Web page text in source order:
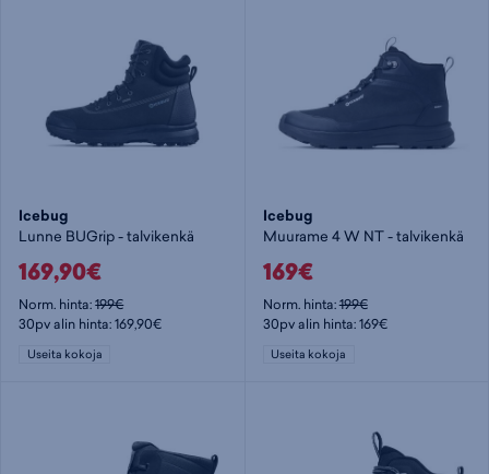
Icebug
Lunne BUGrip - talvikenkä
169,90€
Norm. hinta:199€
30pv alin hinta: 169,90€
Useita kokoja
Icebug
Muurame 4 W NT - talvikenkä
169€
Norm. hinta:199€
30pv alin hinta: 169€
Useita kokoja